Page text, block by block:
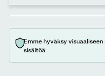
Emme hyväksy
sisältöä